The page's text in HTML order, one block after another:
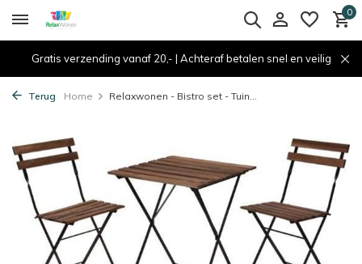
0
Gratis verzending vanaf 20,- | Achteraf betalen snel en veilig
Terug Home Relaxwonen - Bistro set - Tuin...